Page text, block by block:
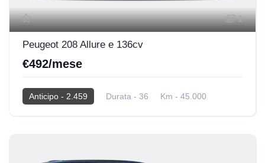
1
Peugeot 208 Allure e 136cv
€492/mese
Anticipo - 2.459 Durata - 36
Km - 45.000